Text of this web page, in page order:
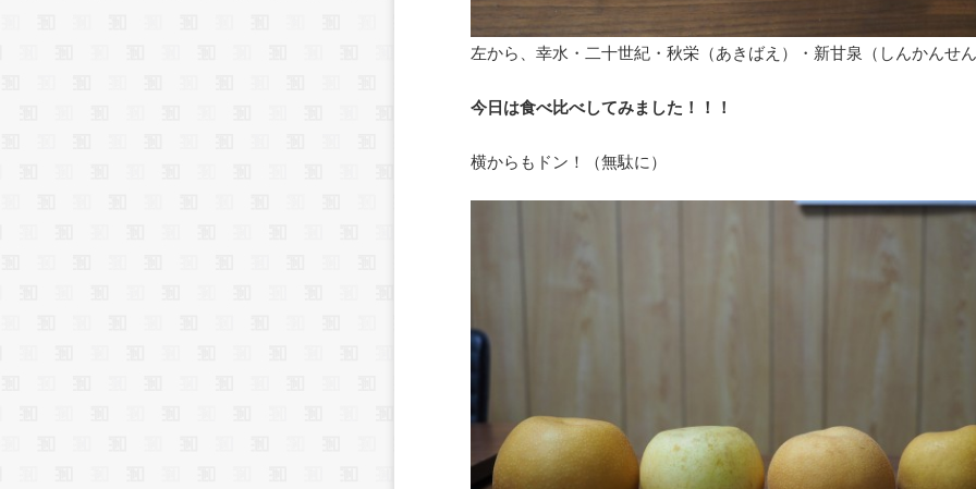
左から、幸水・二十世紀・秋栄（あきばえ）・新甘泉（しんかんせ
今日は食べ比べしてみました！！！
横からもドン！（無駄に）